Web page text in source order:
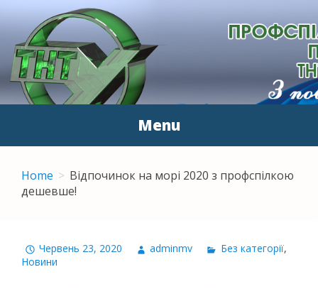
ПЕРВИННА
ПРОФСПІЛКОВА
ОРГАНІЗАЦІЯ
ПРАЦІВНИКІВ ТНТУ ІМ.
І.ПУЛЮЯ
З повагою до людей
Menu
Home
Відпочинок на морі 2020 з профспілкою
дешевше!
Червень 23, 2020 adminmv Без категорії,
Новини